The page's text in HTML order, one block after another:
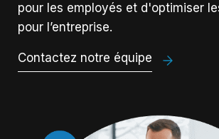
pour les employés et d'optimiser
pour l’entreprise.
Contactez notre équipe